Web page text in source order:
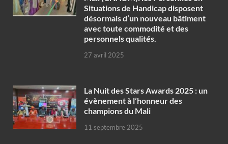
Situations de Handicap disposent
désormais d’un nouveau bâtiment
avec toute commodité et des
personnels qualités.
27 avril 2025
‎La Nuit des Stars Awards 2025 : un
évènement à l’honneur des
champions du Mali
11 septembre 2025